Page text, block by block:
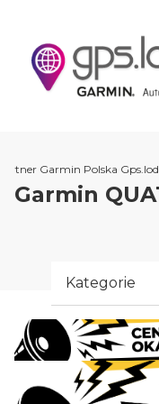
Garmin Polska
Garmin
Kategorie
PROMOCJE
GARMIN